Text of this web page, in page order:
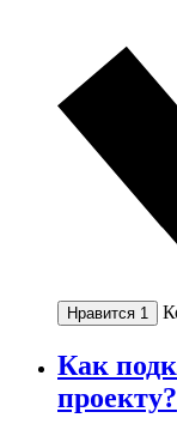
Нравится 1
Как
проекту?